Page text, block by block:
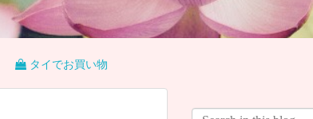
タイでお買い物